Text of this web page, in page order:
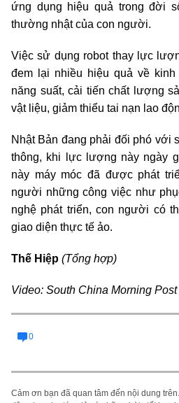
ứng dụng hiệu quả trong đời
thường nhật của con người.
Việc sử dụng robot thay lực
đem lại nhiều hiệu quả về
năng suất, cải tiến chất lượng
vật liệu, giảm thiểu tai nạn lao
Nhật Bản đang phải đối phó với
thông, khi lực lượng này ngày
này máy móc đã được phát
người những công việc như
nghệ phát triển, con người có
giao diện thực tế ảo.
Thế Hiệp (Tổng hợp)
Video: South China Morning Post
0
Cảm ơn bạn đã quan tâm đến nội dung